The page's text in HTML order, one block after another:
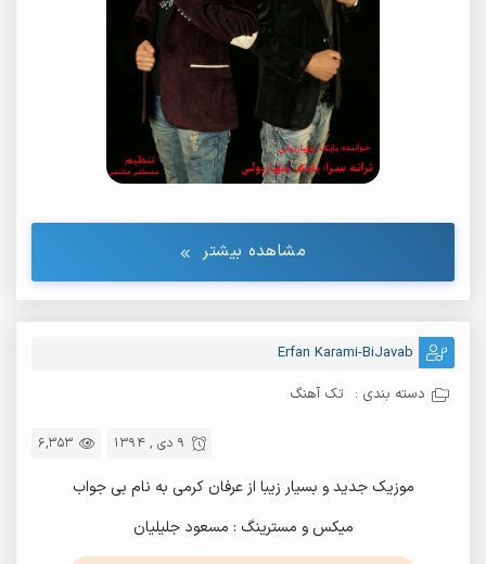
مشاهده بیشتر
Erfan Karami-BiJavab
دسته بندی : تک آهنگ
6,353 9 دی , 1394
موزیک جدید و بسیار زیبا از عرفان کرمی به نام بی جواب
میکس و مسترینگ : مسعود جلیلیان